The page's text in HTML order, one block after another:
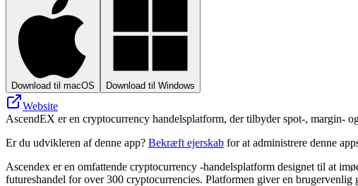
Download til macOS Download til Windows
Website
AscendEX er en cryptocurrency handelsplatform, der tilbyder spot-, margin-
Er du udvikleren af denne app? Bekræft ejerskab for at administrere denne
Ascendex er en omfattende cryptocurrency -handelsplatform designet til at
futureshandel for over 300 cryptocurrencies. Platformen giver en